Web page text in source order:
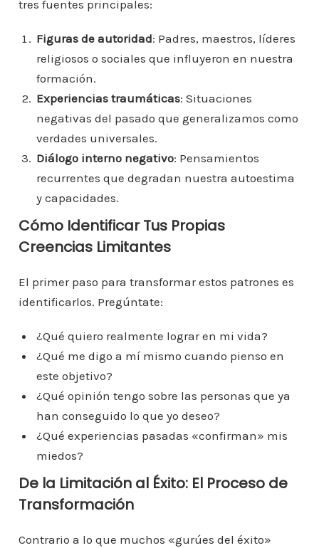
tres fuentes principales:
Figuras de autoridad: Padres, maestros, líderes
religiosos o sociales que influyeron en nuestra
formación.
Experiencias traumáticas: Situaciones
negativas del pasado que generalizamos como
verdades universales.
Diálogo interno negativo: Pensamientos
recurrentes que degradan nuestra autoestima
y capacidades.
Cómo Identificar Tus Propias
Creencias Limitantes
El primer paso para transformar estos patrones es
identificarlos. Pregúntate:
¿Qué quiero realmente lograr en mi vida?
¿Qué me digo a mí mismo cuando pienso en
este objetivo?
¿Qué opinión tengo sobre las personas que ya
han conseguido lo que yo deseo?
¿Qué experiencias pasadas «confirman» mis
miedos?
De la Limitación al Éxito: El Proceso de
Transformación
Contrario a lo que muchos «gurúes del éxito»